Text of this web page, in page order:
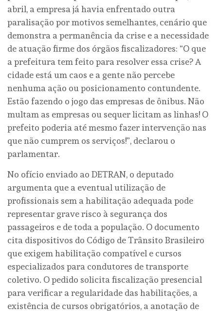
abril, a empresa já havia enfrentado outra
paralisação por motivos semelhantes, cenário que
demonstra a permanência da crise e a necessidade
de atuação firme dos órgãos fiscalizadores: “O que
a prefeitura tem feito para resolver essa crise? A
cidade está um caos e a gente não percebe
nenhuma ação ou posicionamento contundente.
Estão fazendo o jogo das empresas de ônibus. Não
multam as empresas ou sequer licitam as linhas! O
prefeito poderia até mesmo fazer intervenção nas
que não cumprem os serviços!”, declarou o
parlamentar.
No ofício enviado ao DETRAN, o deputado
argumenta que a eventual utilização de
profissionais sem a habilitação adequada pode
representar grave risco à segurança dos
passageiros e de toda a população. O documento
cita dispositivos do Código de Trânsito Brasileiro
que exigem habilitação compatível e cursos
especializados para condutores de transporte
coletivo. O pedido solicita fiscalização presencial
para verificar a regularidade das habilitações, a
existência de cursos obrigatórios, a anotação de